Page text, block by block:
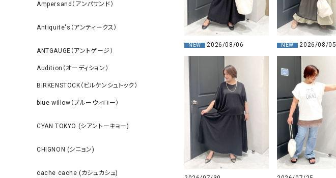
Ampersand（アンパサンド）
Antiquite's（アンティークス）
ANTGAUGE（アントゲージ）
Audition（オーディション）
BIRKENSTOCK（ビルケンシュトック）
blue willow（ブルーウィロー）
CYAN TOKYO (シアントーキョー)
CHIGNON (シニョン)
cache cache (カシュカシュ)
NEW 2026/08/06 NEW 2026/08/05